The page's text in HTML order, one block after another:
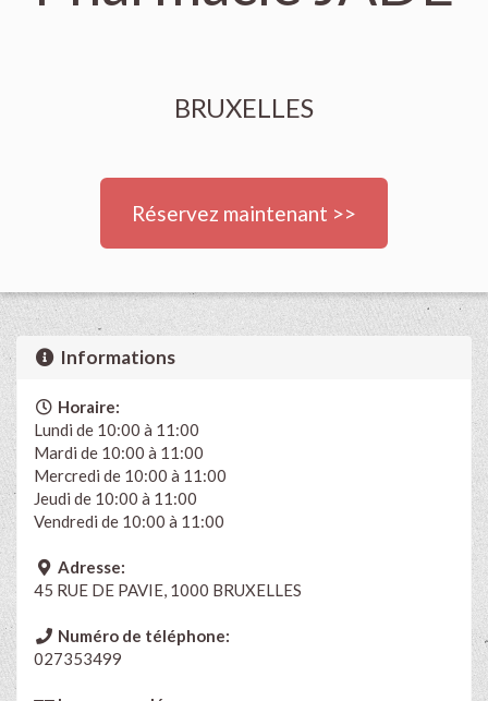
BRUXELLES
Réservez maintenant >>
Informations
Horaire:
Lundi de 10:00 à 11:00
Mardi de 10:00 à 11:00
Mercredi de 10:00 à 11:00
Jeudi de 10:00 à 11:00
Vendredi de 10:00 à 11:00
Adresse:
45 RUE DE PAVIE, 1000 BRUXELLES
Numéro de téléphone:
027353499